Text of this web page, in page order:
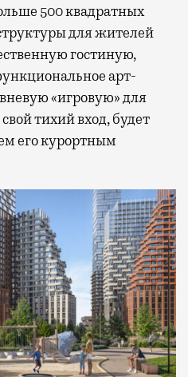
500 квадратных
для жителей
гостиную,
арт-
«игровую» для
тихий вход, будет
его курортным